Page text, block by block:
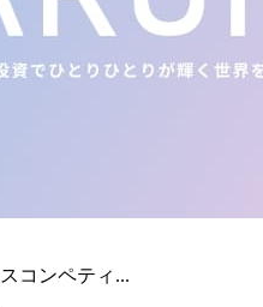
スコンペティ...